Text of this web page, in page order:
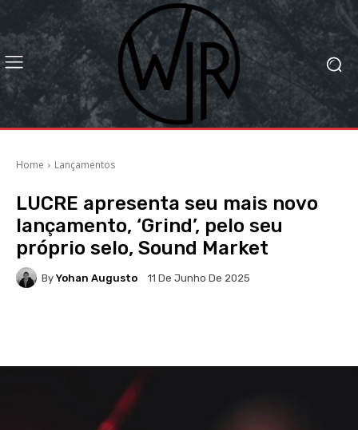
Home Lançamentos
LUCRE apresenta seu mais novo
lançamento, ‘Grind’, pelo seu
próprio selo, Sound Market
By Yohan Augusto 11 De Junho De 2025